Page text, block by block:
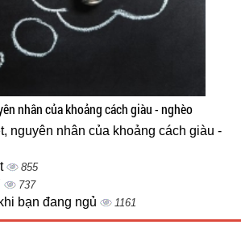
nhân của khoảng cách giàu - nghèo
nguyên nhân của khoảng cách giàu -
855
737
bạn đang ngủ 1161